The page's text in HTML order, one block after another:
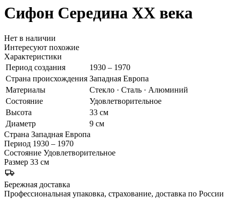
Сифон Середина XX века
Нет в наличии
Интересуют похожие
Характеристики
Период создания
1930 – 1970
Страна происхождения Западная Европа
Материалы
Стекло · Сталь · Алюминий
Состояние
Удовлетворительное
Высота
33 см
Диаметр
9 см
Страна Западная Европа
Период 1930 – 1970
Состояние Удовлетворительное
Размер 33 см
Бережная доставка
Профессиональная упаковка, страхование, доставка по России